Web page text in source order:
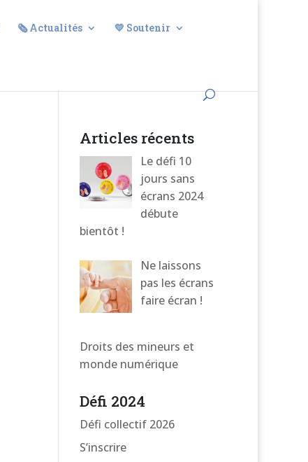
🗞️ Actualités 💛 Soutenir
Articles récents
Le défi 10
jours sans
écrans 2024
débute
bientôt !
Ne laissons
pas les écrans
faire écran !
Droits des mineurs et
monde numérique
Défi 2024
Défi collectif 2026
S’inscrire